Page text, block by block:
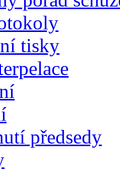
tisky
předsedy